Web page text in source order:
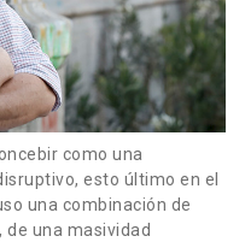
como una
esto último en el
una combinación de
una masividad